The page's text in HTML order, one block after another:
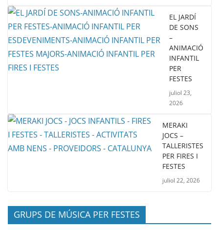
EL JARDÍ
DE SONS
–
ANIMACIÓ
INFANTIL
PER
FESTES
juliol 23,
2026
MERAKI
JOCS –
TALLERISTES
PER FIRES I
FESTES
juliol 22, 2026
GRUPS DE MÚSICA PER FESTES